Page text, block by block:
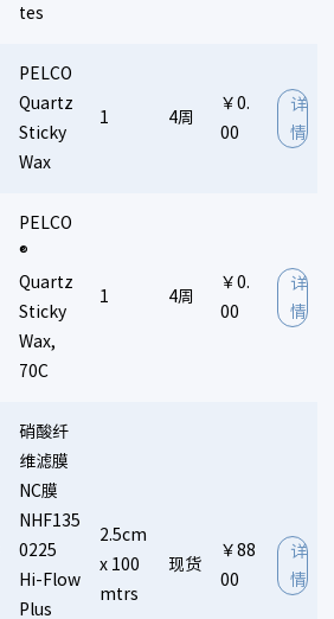
tes
PELCO
Quartz
Sticky
Wax
1 4周
￥0.
00
详
情
PELCO
®
Quartz
Sticky
Wax,
70C
1 4周
￥0.
00
详
情
硝酸纤
维滤膜
NC膜
NHF135
0225
Hi-Flow
Plus
2.5cm
x 100
mtrs
现货
￥88
00
详
情